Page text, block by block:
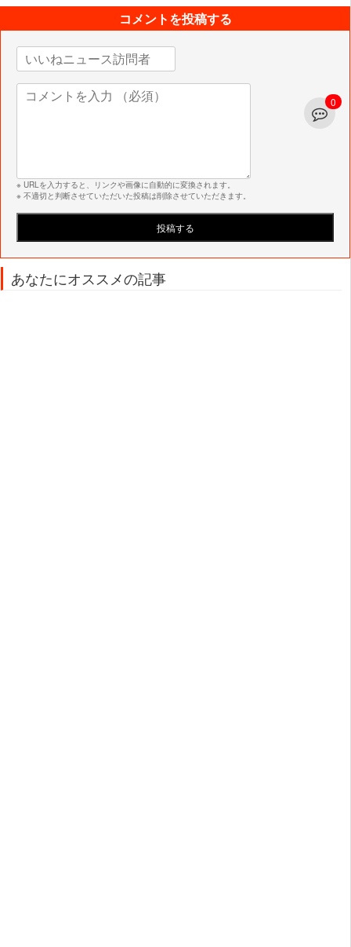
0
コメントを投稿する
※ URLを入力すると、リンクや画像に自動的に変換されます。
※ 不適切と判断させていただいた投稿は削除させていただきます。
あなたにオススメの記事